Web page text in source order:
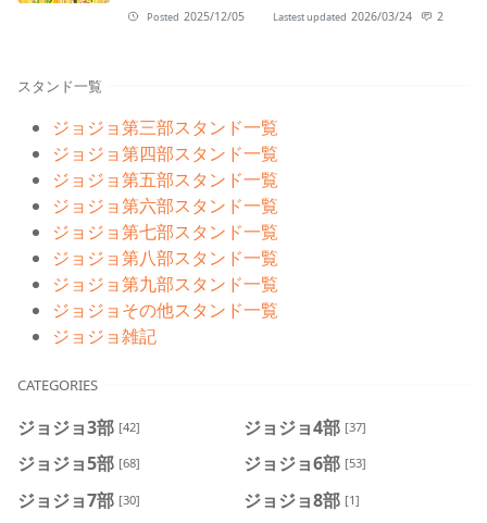
Posted 2025/12/05 Lastest updated 2026/03/24 2
スタンド一覧
ジョジョ第三部スタンド一覧
ジョジョ第四部スタンド一覧
ジョジョ第五部スタンド一覧
ジョジョ第六部スタンド一覧
ジョジョ第七部スタンド一覧
ジョジョ第八部スタンド一覧
ジョジョ第九部スタンド一覧
ジョジョその他スタンド一覧
ジョジョ雑記
CATEGORIES
ジョジョ3部 [42] ジョジョ4部 [37]
ジョジョ5部 [68] ジョジョ6部 [53]
ジョジョ7部 [30] ジョジョ8部 [1]